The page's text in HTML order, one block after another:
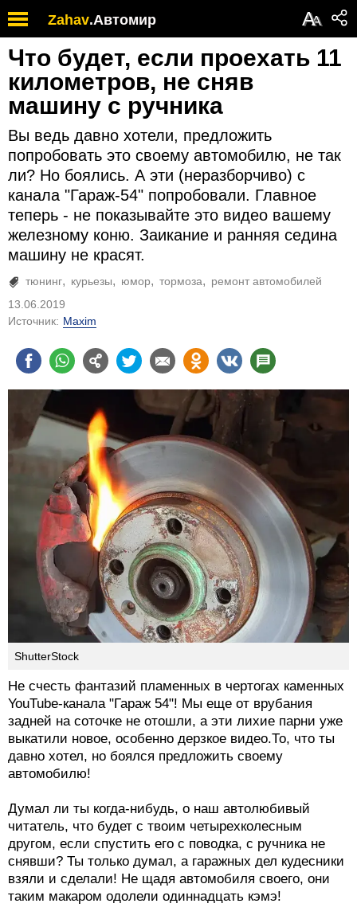
Zahav.Автомир АА
Что будет, если проехать 11
километров, не сняв
машину с ручника
Вы ведь давно хотели, предложить
попробовать это своему автомобилю, не так
ли? Но боялись. А эти (неразборчиво) с
канала "Гараж-54" попробовали. Главное
теперь - не показывайте это видео вашему
железному коню. Заикание и ранняя седина
машину не красят.
тюнинг курьезы юмор тормоза
ремонт автомобилей
13.06.2019
Источник: Maxim
ShutterStock
Не счесть фантазий пламенных в чертогах каменных
YouTube-канала "Гараж 54"! Мы еще от врубания
задней на соточке не отошли, а эти лихие парни уже
выкатили новое, особенно дерзкое видео.То, что ты
давно хотел, но боялся предложить своему
автомобилю!
Думал ли ты когда-нибудь, о наш автолюбивый
читатель, что будет с твоим четырехколесным
другом, если спустить его с поводка, с ручника не
снявши? Ты только думал, а гаражных дел кудесники
взяли и сделали! Не щадя автомобиля своего, они
таким макаром одолели одиннадцать кэмэ!